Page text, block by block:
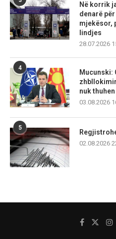
Në korrik
denarë
mjekësor,
lindjes
28.07.2026
4
Mucunski:
nuk thuhen
03.08.2026
5
02.08.2026